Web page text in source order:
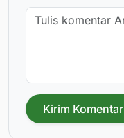
Kirim Komentar